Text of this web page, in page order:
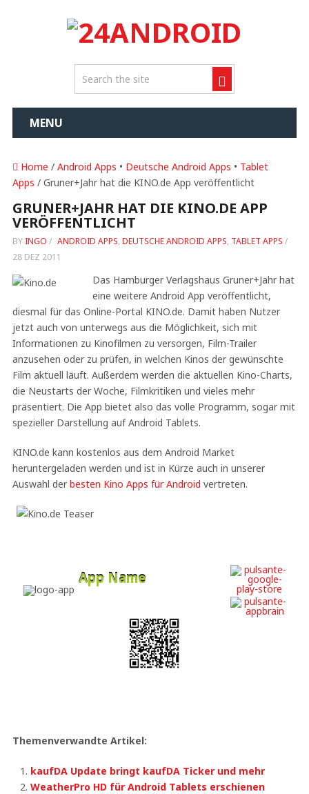
MENU
Home / Android Apps • Deutsche Android Apps • Tablet
Apps / Gruner+Jahr hat die KINO.de App veröffentlicht
GRUNER+JAHR HAT DIE KINO.DE APP
VERÖFFENTLICHT
BY INGO / ANDROID APPS, DEUTSCHE ANDROID APPS, TABLET APPS /
28 DEZ 2011
Das Hamburger Verlagshaus Gruner+Jahr hat
eine weitere Android App veröffentlicht,
diesmal für das Online-Portal KINO.de. Damit haben Nutzer
jetzt auch von unterwegs aus die Möglichkeit, sich mit
Informationen zu Kinofilmen zu versorgen, Film-Trailer
anzusehen oder zu prüfen, in welchen Kinos der gewünschte
Film aktuell läuft. Außerdem werden die aktuellen Kino-Charts,
die Neustarts der Woche, Filmkritiken und vieles mehr
präsentiert. Die App bietet also das volle Programm, sogar mit
spezieller Darstellung auf Android Tablets.
KINO.de kann kostenlos aus dem Android Market
heruntergeladen werden und ist in Kürze auch in unserer
Auswahl der besten Kino Apps für Android vertreten.
App Name
Themenverwandte Artikel:
kaufDA Update bringt kaufDA Ticker und mehr
WeatherPro HD für Android Tablets erschienen